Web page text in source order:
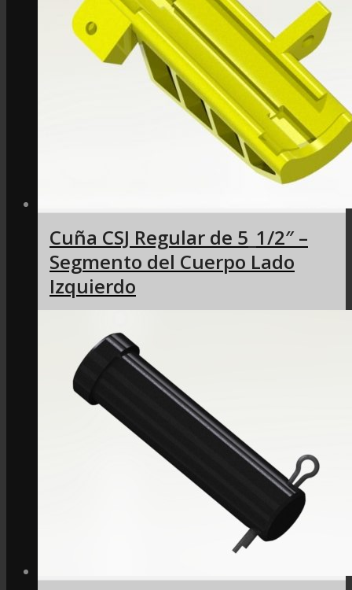
Cuña CSJ Regular de 5_1/2″ –
Segmento del Cuerpo Lado
Izquierdo